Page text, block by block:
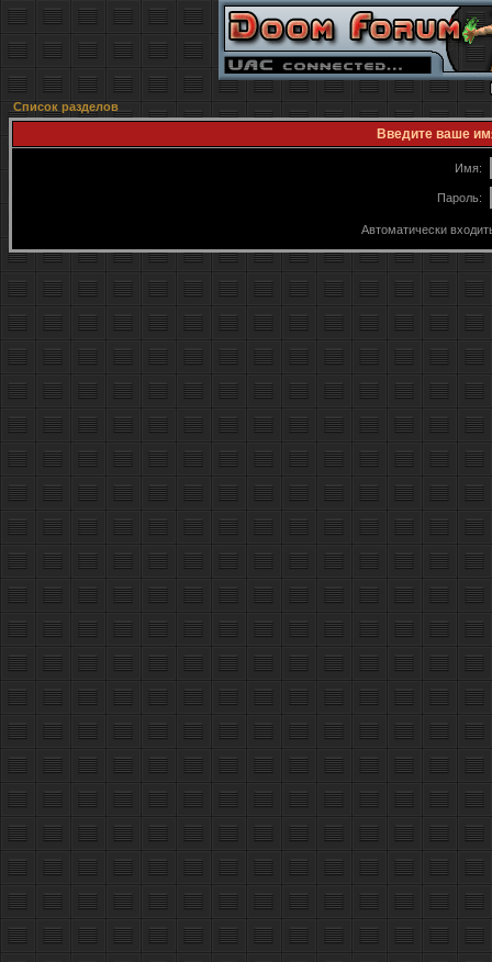
Список разделов
Введите ваше
Имя:
Пароль:
Автоматически